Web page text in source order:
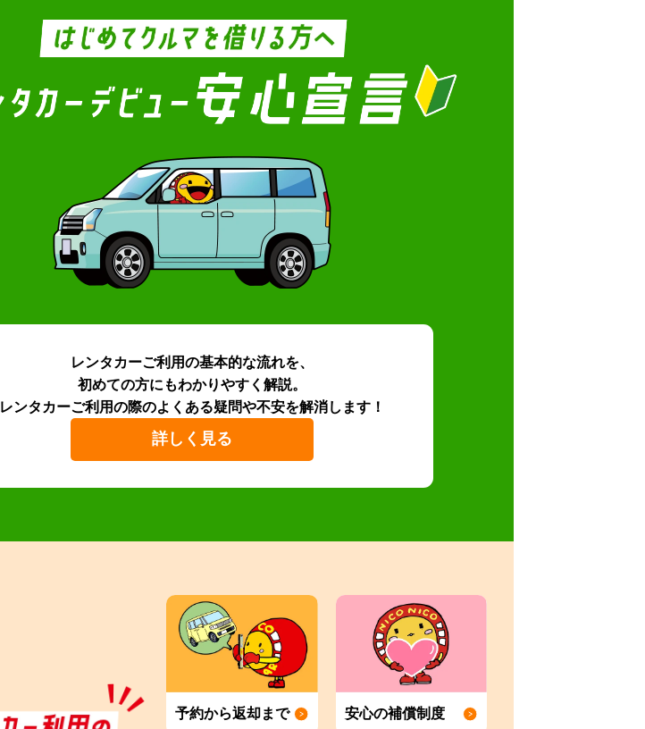
レンタカーご利用の基本的な流れを、
初めての方にもわかりやすく解説。
レンタカーご利用の際のよくある疑問や不安を解消します！
詳しく見る
予約から返却まで 安心の補償制度